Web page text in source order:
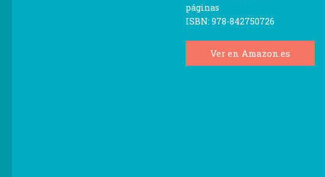
páginas
ISBN: 978-842750726
Ver en Amazon.es